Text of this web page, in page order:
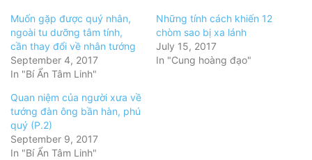
Muốn gặp được quý nhân,
ngoài tu dưỡng tâm tính,
cần thay đổi về nhân tướng
September 4, 2017
In "Bí Ẩn Tâm Linh"
Những tính cách khiến 12
chòm sao bị xa lánh
July 15, 2017
In "Cung hoàng đạo"
Quan niệm của người xưa về
tướng đàn ông bần hàn, phú
quý (P.2)
September 9, 2017
In "Bí Ẩn Tâm Linh"